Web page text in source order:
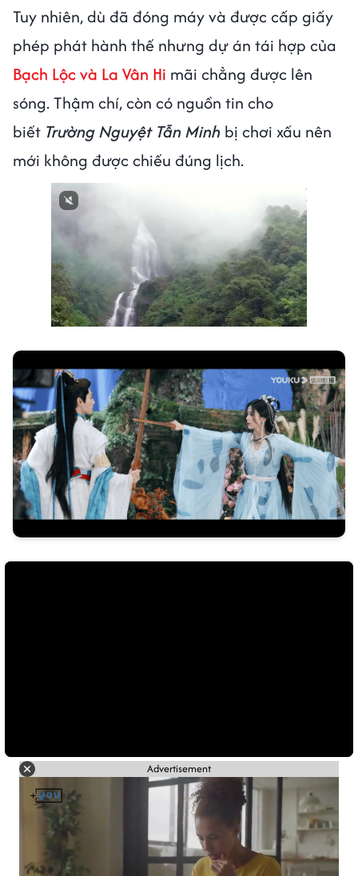
Tuy nhiên, dù đã đóng máy và được cấp giấy
phép phát hành thế nhưng dự án tái hợp của
Bạch Lộc và La Vân Hi mãi chẳng được lên
sóng. Thậm chí, còn có nguồn tin cho
biết Trường Nguyệt Tẫn Minh bị chơi xấu nên
mới không được chiếu đúng lịch.
Advertisement